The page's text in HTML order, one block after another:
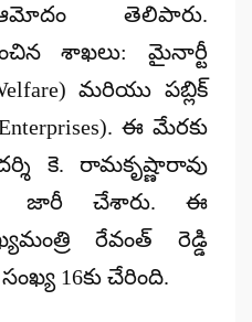
తెలిపారు.
శాఖలు:మైనార్టీ
మరియుపబ్లిక్
. ఈ మేరకు
కె. రామకృష్ణారావు
జారీ చేశారు. ఈ
రేవంత్ రెడ్డి
16కుచేరింది.